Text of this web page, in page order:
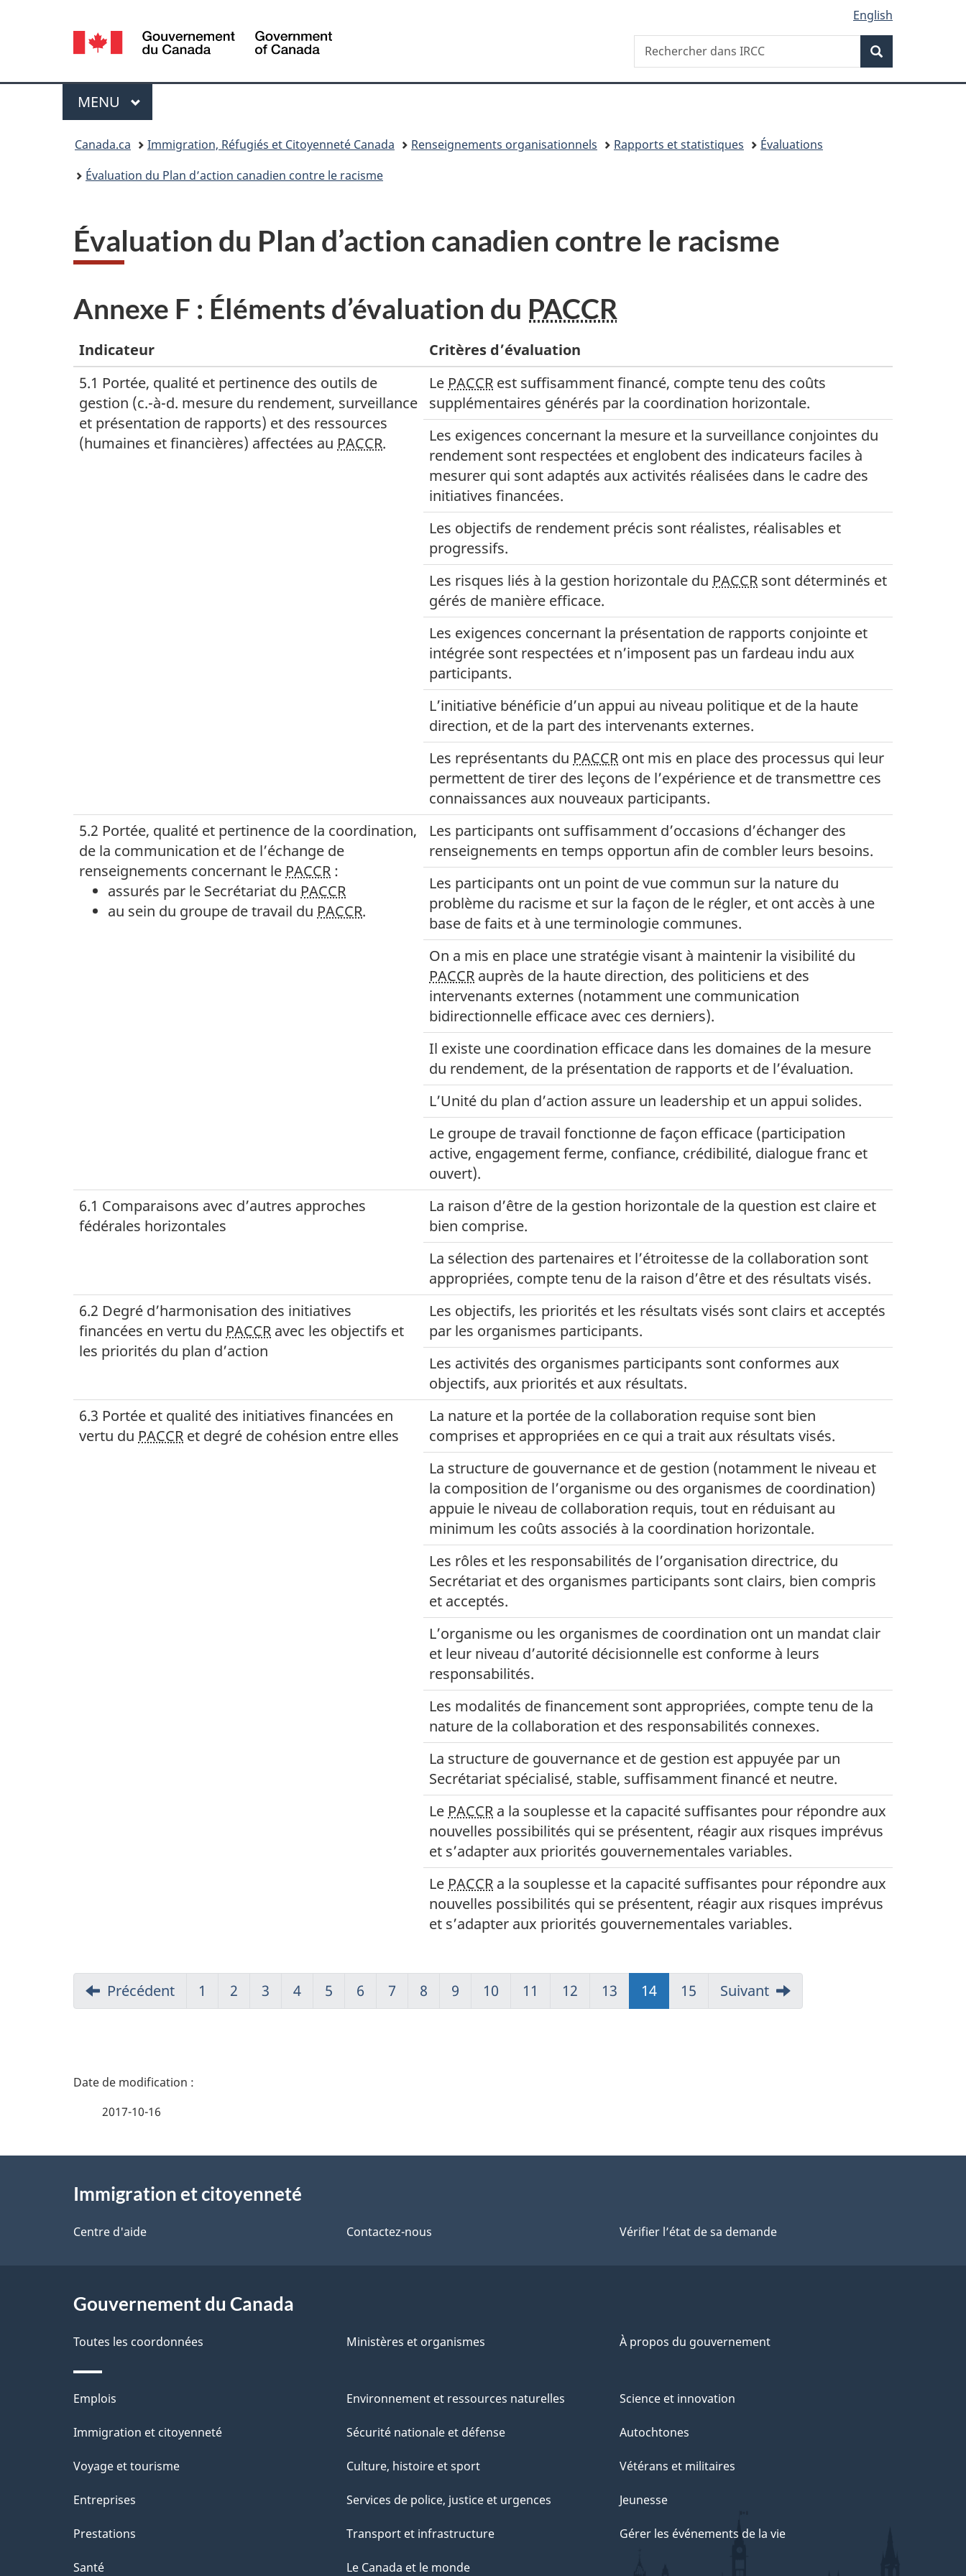
sujet
HTML
Sélection
de
la
langue
English
Canada
Recherche
Rechercher
dans
Menu
MENU PRINCIPAL
Canada.ca Immigration, Réfugiés et Citoyenneté Canada Renseignements organisationnels Rapports et statistiques
Évaluations
Évaluation du Plan d’action canadien contre le racisme
Évaluation du Plan d’action canadien contre le racisme
Annexe F : Éléments d’évaluation du PACCR
Indicateur
Critères d’évaluation
5.1 Portée, qualité et pertinence des outils de
gestion (c.-à-d. mesure du rendement, surveillance
et présentation de rapports) et des ressources
(humaines et financières) affectées au PACCR.
Le PACCR est suffisamment financé, compte tenu des coûts
supplémentaires générés par la coordination horizontale.
Les exigences concernant la mesure et la surveillance conjointes du
rendement sont respectées et englobent des indicateurs faciles à
mesurer qui sont adaptés aux activités réalisées dans le cadre des
initiatives financées.
Les objectifs de rendement précis sont réalistes, réalisables et
progressifs.
Les risques liés à la gestion horizontale du PACCR sont déterminés et
gérés de manière efficace.
Les exigences concernant la présentation de rapports conjointe et
intégrée sont respectées et n’imposent pas un fardeau indu aux
participants.
L’initiative bénéficie d’un appui au niveau politique et de la haute
direction, et de la part des intervenants externes.
Les représentants du PACCR ont mis en place des processus qui leur
permettent de tirer des leçons de l’expérience et de transmettre ces
connaissances aux nouveaux participants.
5.2 Portée, qualité et pertinence de la coordination,
de la communication et de l’échange de
renseignements concernant le PACCR :
assurés par le Secrétariat du PACCR
au sein du groupe de travail du PACCR.
Les participants ont suffisamment d’occasions d’échanger des
renseignements en temps opportun afin de combler leurs besoins.
Les participants ont un point de vue commun sur la nature du
problème du racisme et sur la façon de le régler, et ont accès à une
base de faits et à une terminologie communes.
On a mis en place une stratégie visant à maintenir la visibilité du
PACCR auprès de la haute direction, des politiciens et des
intervenants externes (notamment une communication
bidirectionnelle efficace avec ces derniers).
Il existe une coordination efficace dans les domaines de la mesure
du rendement, de la présentation de rapports et de l’évaluation.
L’Unité du plan d’action assure un leadership et un appui solides.
Le groupe de travail fonctionne de façon efficace (participation
active, engagement ferme, confiance, crédibilité, dialogue franc et
ouvert).
6.1 Comparaisons avec d’autres approches
fédérales horizontales
La raison d’être de la gestion horizontale de la question est claire et
bien comprise.
La sélection des partenaires et l’étroitesse de la collaboration sont
appropriées, compte tenu de la raison d’être et des résultats visés.
6.2 Degré d’harmonisation des initiatives
financées en vertu du PACCR avec les objectifs et
les priorités du plan d’action
Les objectifs, les priorités et les résultats visés sont clairs et acceptés
par les organismes participants.
Les activités des organismes participants sont conformes aux
objectifs, aux priorités et aux résultats.
6.3 Portée et qualité des initiatives financées en
vertu du PACCR et degré de cohésion entre elles
La nature et la portée de la collaboration requise sont bien
comprises et appropriées en ce qui a trait aux résultats visés.
La structure de gouvernance et de gestion (notamment le niveau et
la composition de l’organisme ou des organismes de coordination)
appuie le niveau de collaboration requis, tout en réduisant au
minimum les coûts associés à la coordination horizontale.
Les rôles et les responsabilités de l’organisation directrice, du
Secrétariat et des organismes participants sont clairs, bien compris
et acceptés.
L’organisme ou les organismes de coordination ont un mandat clair
et leur niveau d’autorité décisionnelle est conforme à leurs
responsabilités.
Les modalités de financement sont appropriées, compte tenu de la
nature de la collaboration et des responsabilités connexes.
La structure de gouvernance et de gestion est appuyée par un
Secrétariat spécialisé, stable, suffisamment financé et neutre.
Le PACCR a la souplesse et la capacité suffisantes pour répondre aux
nouvelles possibilités qui se présentent, réagir aux risques imprévus
et s’adapter aux priorités gouvernementales variables.
Le PACCR a la souplesse et la capacité suffisantes pour répondre aux
nouvelles possibilités qui se présentent, réagir aux risques imprévus
et s’adapter aux priorités gouvernementales variables.
Précédent 1 2 3 4 5 6 7 8 9 10 11 12 13 14 (présent)
15 Suivant
D
a
l
d
e
l
2017-10-16
proposImmigration et citoyenneté
Centre d'aide Contactez-nous Vérifier l’état de sa demande
Gouvernement du Canada
Toutes les coordonnées Ministères et organismes À propos du gouvernement
Thèmes
et
Emplois
Immigration et citoyenneté
Voyage et tourisme
Entreprises
Prestations
Santé
Environnement et ressources naturelles
Sécurité nationale et défense
Culture, histoire et sport
Services de police, justice et urgences
Transport et infrastructure
Le Canada et le monde
Science et innovation
Autochtones
Vétérans et militaires
Jeunesse
Gérer les événements de la vie